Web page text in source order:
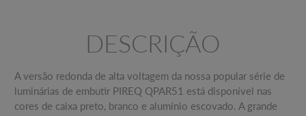
DESCRIÇÃO
A versão redonda de alta voltagem da nossa popular série de
luminárias de embutir PIREQ QPAR51 está disponível nas
cores de caixa preto, branco e alumínio escovado. A grande